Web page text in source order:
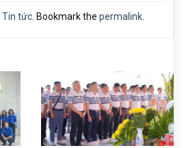
Tin tức. Bookmark the permalink.